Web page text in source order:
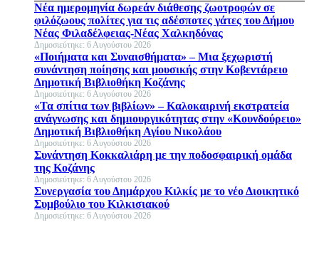
Νέα ημερομηνία δωρεάν διάθεσης ζωοτροφών σε
φιλόζωους πολίτες για τις αδέσποτες γάτες του Δήμου
Νέας Φιλαδέλφειας-Νέας Χαλκηδόνας
Δημοσιεύτηκε: 6 Αυγούστου 2026
«Ποιήματα και Συναισθήματα» – Μια ξεχωριστή
συνάντηση ποίησης και μουσικής στην Κοβεντάρειο
Δημοτική Βιβλιοθήκη Κοζάνης
Δημοσιεύτηκε: 6 Αυγούστου 2026
«Τα σπίτια των βιβλίων» – Καλοκαιρινή εκστρατεία
ανάγνωσης και δημιουργικότητας στην «Κουνδούρειο»
Δημοτική Βιβλιοθήκη Αγίου Νικολάου
Δημοσιεύτηκε: 6 Αυγούστου 2026
Συνάντηση Κοκκαλιάρη με την ποδοσφαιρική ομάδα
της Κοζάνης
Δημοσιεύτηκε: 6 Αυγούστου 2026
Συνεργασία του Δημάρχου Κιλκίς με το νέο Διοικητικό
Συμβούλιο του Κιλκισιακού
Δημοσιεύτηκε: 6 Αυγούστου 2026